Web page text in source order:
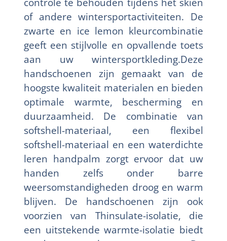
of andere wintersportactiviteiten. De
zwarte en ice lemon kleurcombinatie
geeft een stijlvolle en opvallende toets
aan uw wintersportkleding.Deze
handschoenen zijn gemaakt van de
hoogste kwaliteit materialen en bieden
optimale warmte, bescherming en
duurzaamheid. De combinatie van
softshell-materiaal, een flexibel
softshell-materiaal en een waterdichte
leren handpalm zorgt ervoor dat uw
handen zelfs onder barre
weersomstandigheden droog en warm
blijven. De handschoenen zijn ook
voorzien van Thinsulate-isolatie, die
een uitstekende warmte-isolatie biedt